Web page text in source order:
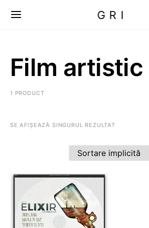
GRI
Film artistic
1 PRODUCT
SE AFIȘEAZĂ SINGURUL REZULTAT